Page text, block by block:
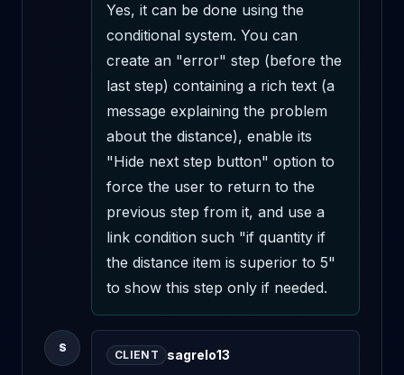
Yes, it can be done using the
conditional system. You can
create an "error" step (before the
last step) containing a rich text (a
message explaining the problem
about the distance), enable its
"Hide next step button" option to
force the user to return to the
previous step from it, and use a
link condition such "if quantity if
the distance item is superior to 5"
to show this step only if needed.
S
CLIENT sagrelo13